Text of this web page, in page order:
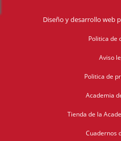
Diseño y desarrollo web
Politica de
Aviso
Politica de
Academia
Tienda de la
Cuadernos